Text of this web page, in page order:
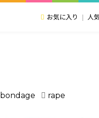
お気に入り 人
bondage rape